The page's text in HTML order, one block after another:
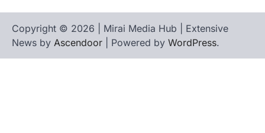
Copyright © 2026 | Mirai Media Hub | Extensive
News by Ascendoor | Powered by WordPress.